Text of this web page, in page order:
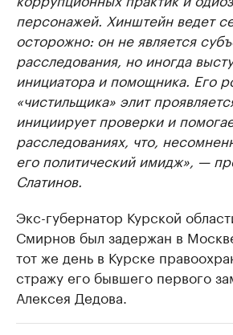
персонажей. Хинштейн ведет
осторожно: он не является
расследования, но иногда
инициатора и помощника. Его
«чистильщика» элит
инициирует проверки и
расследованиях, что,
его политический имидж», —
Слатинов.
Экс-губернатор Курской
Смирнов был задержан в
тот же день в Курске
стражу его бывшего первого
Алексея Дедова.